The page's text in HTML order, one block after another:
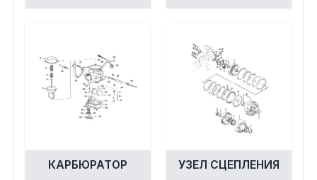
Якорное оборудование
Охлаждение
КАРБЮРАТОР УЗЕЛ СЦЕПЛЕНИЯ